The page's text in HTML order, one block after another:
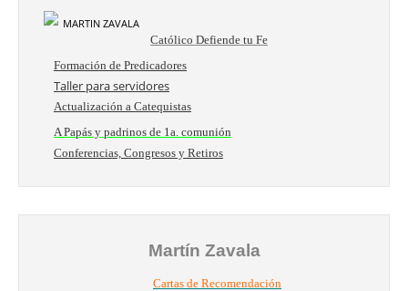
Católico Defiende tu Fe
Formación de Predicadores
Taller para servidores
Actualización a Catequistas
A Papás y padrinos de 1a. comunión
Conferencias, Congresos y Retiros
Martín Zavala
Cartas de Recomendación